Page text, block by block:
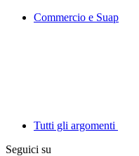
Commercio e Suap
Tutti gli argomenti
Seguici su